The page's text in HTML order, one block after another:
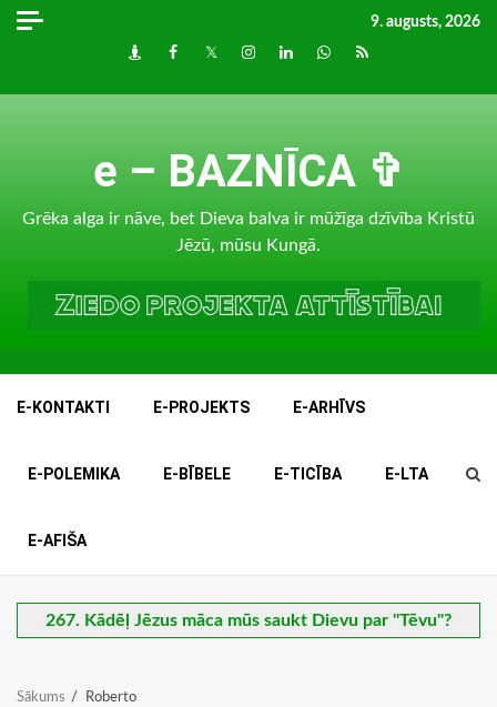
Skip
9. augusts, 2026
DraugiemFacebook
TwitterInstagram
LinkedInwhatsapp
RSS
e – BAZNĪCA ✞
Grēka alga ir nāve, bet Dieva balva ir mūžīga dzīvība Kristū
Jēzū, mūsu Kungā.
E-KONTAKTI E-PROJEKTS E-ARHĪVS
E-POLEMIKA E-BĪBELE E-TICĪBA E-LTA
E-AFIŠA
267. Kādēļ Jēzus māca mūs saukt Dievu par "Tēvu"?
Sākums Roberto